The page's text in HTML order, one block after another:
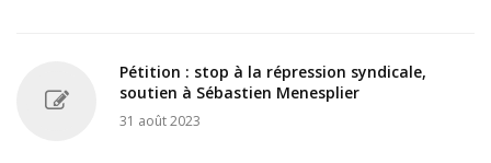
Pétition : stop à la répression syndicale,
soutien à Sébastien Menesplier
31 août 2023